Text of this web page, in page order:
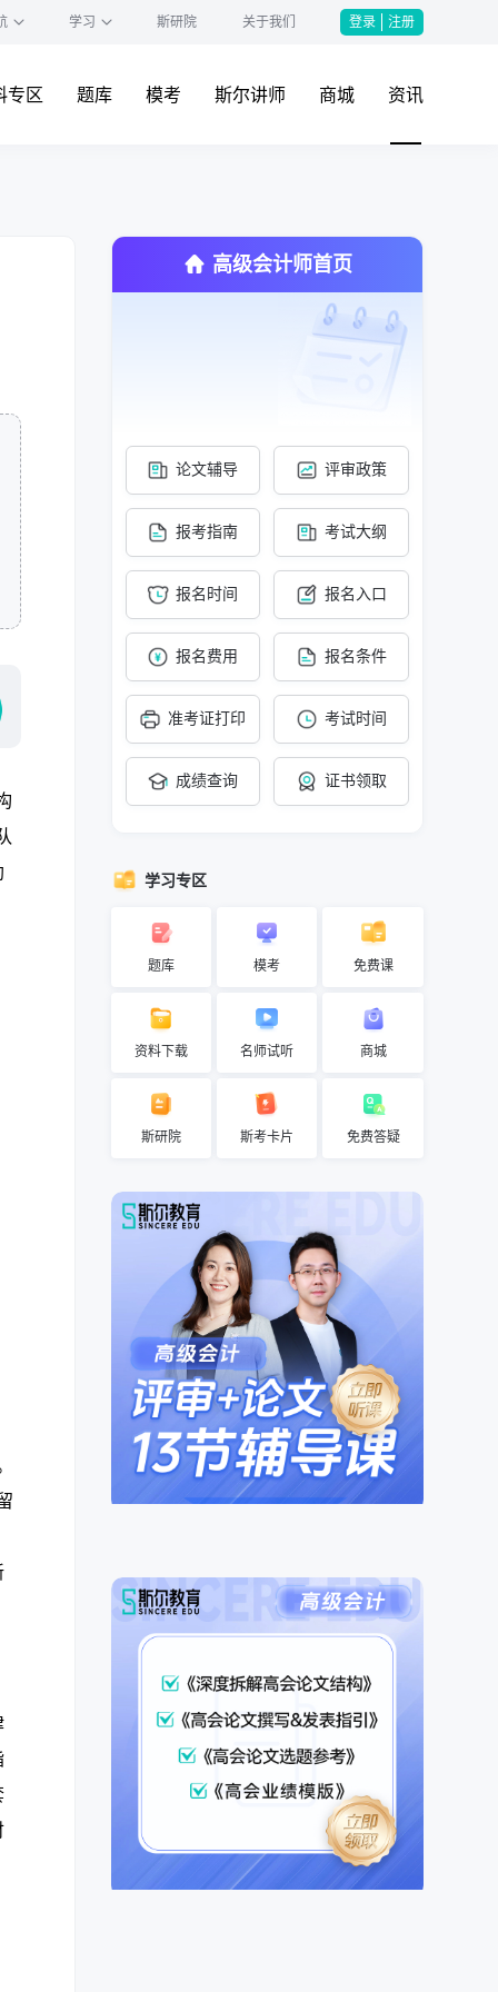
学习 斯研院 关于我们 登录 注册
专区 题库 模考 斯尔讲师 商城 资讯
高级会计师首页
论文辅导 评审政策
报考指南 考试大纲
报名时间 报名入口
报名费用 报名条件
准考证打印 考试时间
成绩查询 证书领取
学习专区
题库 模考 免费课
资料下载 名师试听 商城
斯研院 斯考卡片 免费答疑